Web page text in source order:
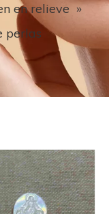
en relieve »
perlas